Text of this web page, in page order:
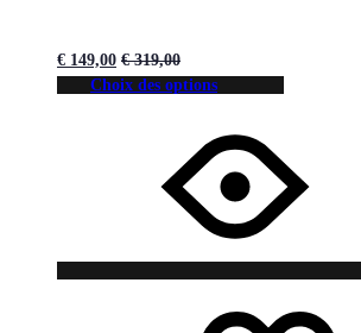
€ 149,00 €319,00
Choix des options